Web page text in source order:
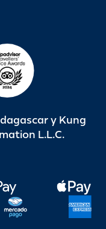
y Kung
L.L.C.